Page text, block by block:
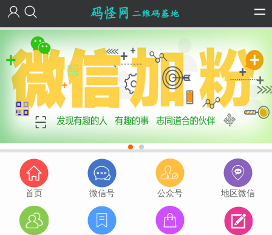
首页 微信号 公众号 地区微信